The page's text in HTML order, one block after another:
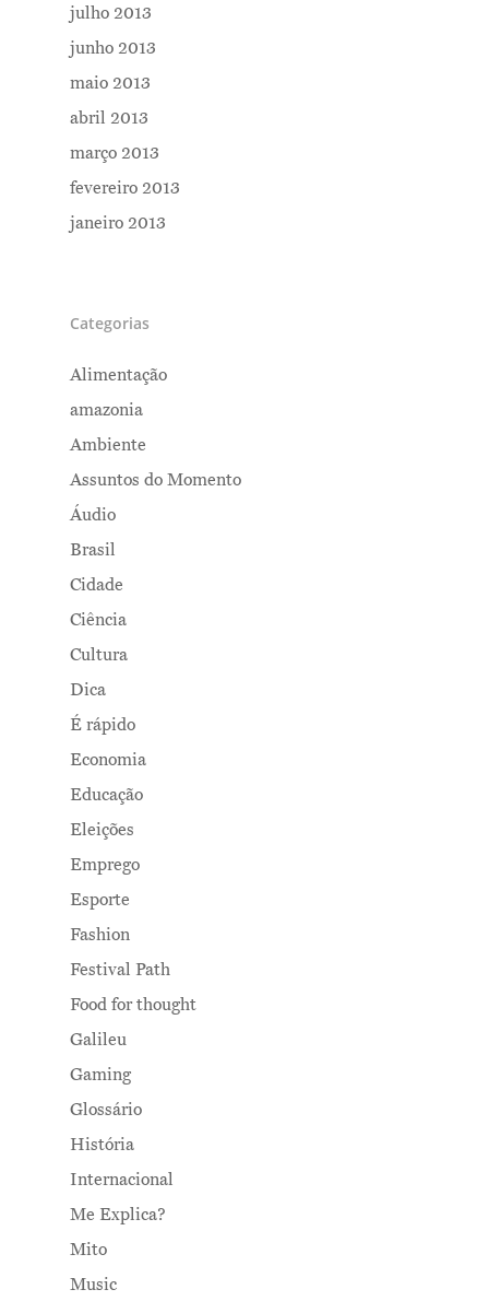
julho 2013
junho 2013
maio 2013
abril 2013
março 2013
fevereiro 2013
janeiro 2013
Categorias
Alimentação
amazonia
Ambiente
Assuntos do Momento
Áudio
Brasil
Cidade
Ciência
Cultura
Dica
É rápido
Economia
Educação
Eleições
Emprego
Esporte
Fashion
Festival Path
Food for thought
Galileu
Gaming
Glossário
História
Internacional
Me Explica?
Mito
Music